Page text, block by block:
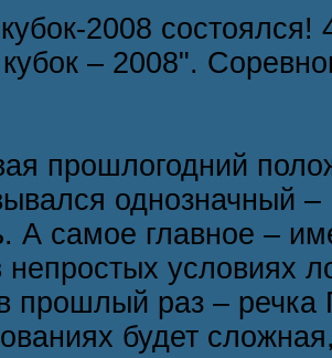
2008
– 2008".
то в духе: "На соревнованиях не важно поймать МНОГО рыбы, важно поймать БОЛЬШЕ ОСТАЛЬНЫХ". Но на сий раз повторяться не было желания. Ибо знал наверняка: во многих наших форумчанах загорелась спортивная искорка. И, возможно, в данный исторический момент мы наблюдаем становление (с помощью нашего клуба) серьёзных спортсменов. Как то на форуме один из наших завсегдатаев (Wodan, он же в миру Олег) очень точно охарактеризовал спортивную сторону рыбалки: "Есть СПОРТ, а есть физкультура". Точно такая же разница между любительской и спортивной ловлей рыбы. Да не мне вам об этом рассказывать. Писано-переписано ужо в этом направлении… Да, но не мешало бы вернуться к нашему действу. Как водится, опускаю описание подготовительно-организационной составляющей – иначе на пару вечеров головные боли вам обеспечены. Сразу к делу! Итак, на старт Кубка заявились как корифеи, так и новички нашей рыбацкой тусовки. Задолго до проведения Кубка было принято решение не отсекать никого, независимо от того, завсегдатай ли это на нашем форуме или же недавно появился… Заявки с удовольствием принимались от всех. Тут следует отметить, что в этот раз соревнования проводились без спонсорской поддержки рыбацких магазинов, поскольку новосозданная Сумская Федерация рыболовного спорта, проводя во втором полугодии несколько разноплановых соревнований, оттянула на себя призовые ресурсы спонсоров, на которые мы могли бы претендовать. Так что, соревнования проводились нами, так сказать в режиме самоокупаемости. Ну ничего страшного. Мы по этому поводу не посыпали голову пеплом, а подкинули ещё по сотне своих денег в призовой фонд и занялись формированием призового фонда и закупкой медалей, дипломов, рамок к ним, и, собственно, кубка. Приятным сюрпризом стала спонсорская инициатива наших постоянных друзей – бар "Шабо" в лице Шаповалова Тараса выделил для укрепления призового фонда пиво в общем счёте сто (!) литров. В субботу утром судейская коллегия в составе 4-х человек была уже на месте. Прошлись по местам ловли, осмотрели берега. М-да… Ряска имеется, условия не совсем простые, но обратного пути нет. Разметили зоны соревнований (А и В) и приступили к обустройству базы. Для более цивильного и комфортного проведения отметили полосу для парковки автомобилей и судейский